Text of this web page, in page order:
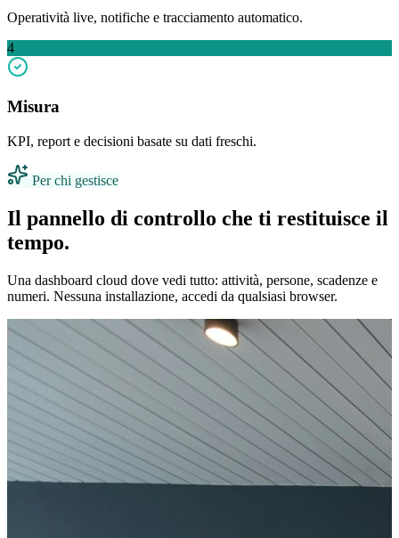
Operatività live, notifiche e tracciamento automatico.
4
Misura
KPI, report e decisioni basate su dati freschi.
Per chi gestisce
Il pannello di controllo che ti restituisce il
tempo.
Una dashboard cloud dove vedi tutto: attività, persone, scadenze e
numeri. Nessuna installazione, accedi da qualsiasi browser.